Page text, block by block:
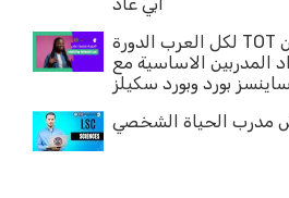
دورة تدريب المدربين TOT لكل العرب الدورة
المدربين الاساسية مع
ساينسز بورد وبورد سكيلز
مدرب الحياة الشخصي